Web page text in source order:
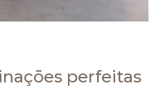
perfeitas